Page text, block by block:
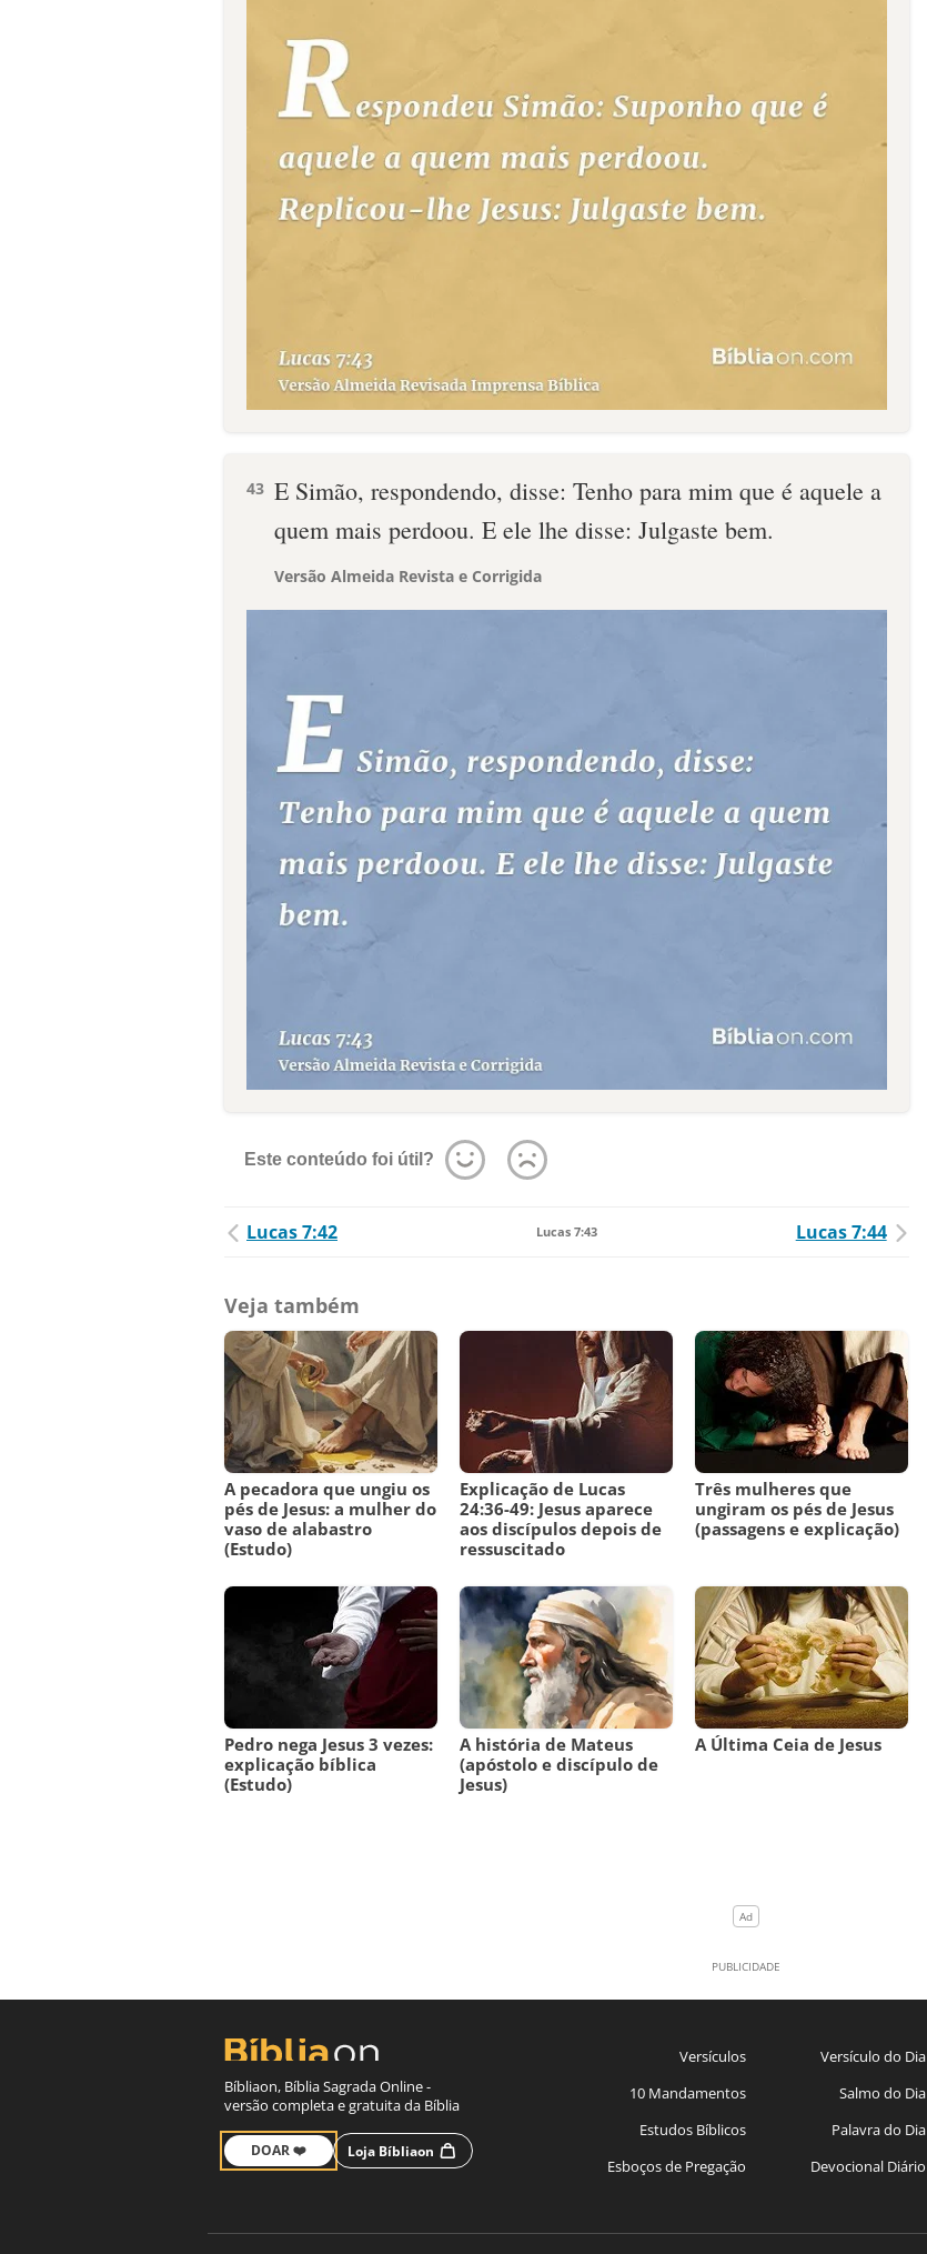
43 E Simão, respondendo, disse: Tenho para mim que é aquele a
quem mais perdoou. E ele lhe disse: Julgaste bem.
Versão Almeida Revista e Corrigida
Este conteúdo foi útil?
Lucas 7:42 Lucas 7:43 Lucas 7:44
Veja também
A pecadora que ungiu os
pés de Jesus: a mulher do
vaso de alabastro
(Estudo)
Explicação de Lucas
24:36-49: Jesus aparece
aos discípulos depois de
ressuscitado
Três mulheres que
ungiram os pés de Jesus
(passagens e explicação)
Pedro nega Jesus 3 vezes:
explicação bíblica
(Estudo)
A história de Mateus
(apóstolo e discípulo de
Jesus)
A Última Ceia de Jesus
Bíbliaon, Bíblia Sagrada Online -
versão completa e gratuita da Bíblia
DOAR ❤️ Loja Bíbliaon
Versículos
10 Mandamentos
Estudos Bíblicos
Esboços de Pregação
Versículo do Dia
Salmo do Dia
Palavra do Dia
Devocional Diário